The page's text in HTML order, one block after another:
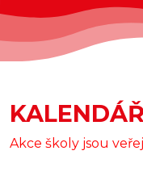
Akce školy jsou